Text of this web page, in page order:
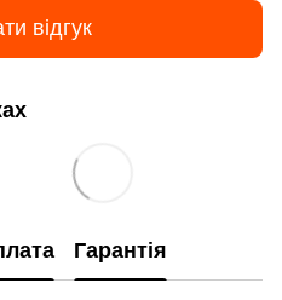
відгук
Гарантія